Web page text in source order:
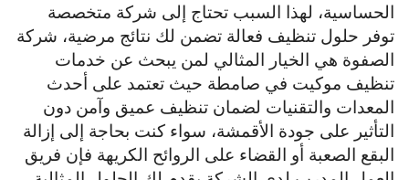
الحساسية، لهذا السبب تحتاج إلى شركة متخصصة
توفر حلول تنظيف فعالة تضمن لك نتائج مرضية، شركة
الصفوة هي الخيار المثالي لمن يبحث عن خدمات
تنظيف موكيت في صامطة حيث تعتمد على أحدث
المعدات والتقنيات لضمان تنظيف عميق وآمن دون
التأثير على جودة الأقمشة، سواء كنت بحاجة إلى إزالة
البقع الصعبة أو القضاء على الروائح الكريهة فإن فريق